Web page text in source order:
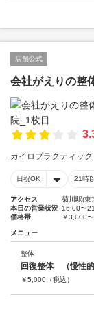
店舗公式
会社がえりの整
カイロプラクティック
日祝OK 21時
アクセス
菊川駅(東
本日の営業状況 16:00〜
価格帯
￥3,000
メニュー
整体
回復整体 （慢性的
￥5,000 （税込）